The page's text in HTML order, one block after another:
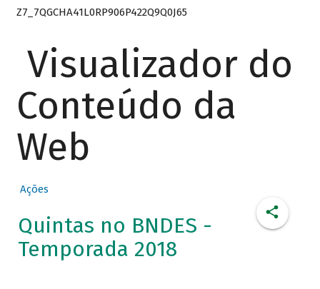
Z7_7QGCHA41L0RP906P422Q9Q0J65
Visualizador do
Conteúdo da
Web
Ações
Quintas no BNDES -
Temporada 2018